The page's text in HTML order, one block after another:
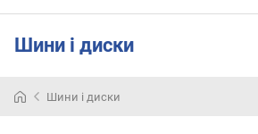
Шини і диски
Шини і диски